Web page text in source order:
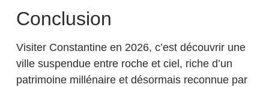
Conclusion
Visiter Constantine en 2026, c’est découvrir une
ville suspendue entre roche et ciel, riche d’un
patrimoine millénaire et désormais reconnue par